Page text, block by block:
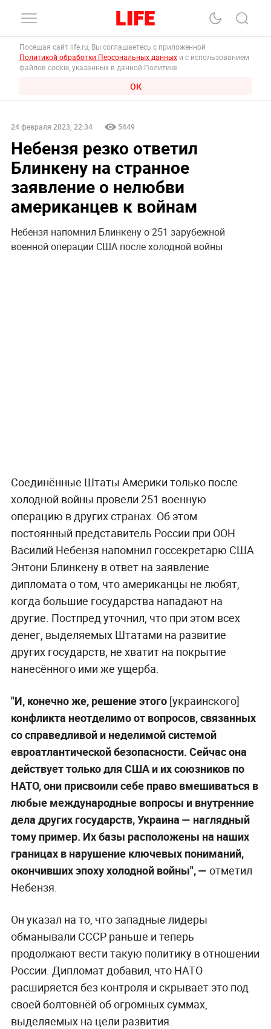
Посещая сайт life.ru, Вы соглашаетесь с приложенной
Политикой обработки Персональных данных и с использованием
файлов cookie, указанных в данной Политике.
ОК
24 февраля 2023, 22:34 5449
Небензя резко ответил
Блинкену на странное
заявление о нелюбви
американцев к войнам
Небензя напомнил Блинкену о 251 зарубежной
военной операции США после холодной войны
Соединённые Штаты Америки только после
холодной войны провели 251 военную
операцию в других странах. Об этом
постоянный представитель России при ООН
Василий Небензя напомнил госсекретарю США
Энтони Блинкену в ответ на заявление
дипломата о том, что американцы не любят,
когда большие государства нападают на
другие. Постпред уточнил, что при этом всех
денег, выделяемых Штатами на развитие
других государств, не хватит на покрытие
нанесённого ими же ущерба.
"И, конечно же, решение этого [украинского]
конфликта неотделимо от вопросов, связанных
со справедливой и неделимой системой
евроатлантической безопасности. Сейчас она
действует только для США и их союзников по
НАТО, они присвоили себе право вмешиваться в
любые международные вопросы и внутренние
дела других государств, Украина — наглядный
тому пример. Их базы расположены на наших
границах в нарушение ключевых пониманий,
окончивших эпоху холодной войны", — отметил
Небензя.
Он указал на то, что западные лидеры
обманывали СССР раньше и теперь
продолжают вести такую политику в отношении
России. Дипломат добавил, что НАТО
расширяется без контроля и скрывает это под
своей болтовнёй об огромных суммах,
выделяемых на цели развития.